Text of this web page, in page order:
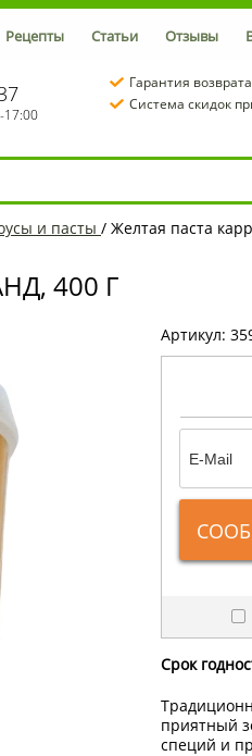
Рецепты Статьи Отзывы
17:00
Гарантия
Система скидок
и пасты / Желтая паста
400 Г
Артикул:
Срок
приятный
специй и